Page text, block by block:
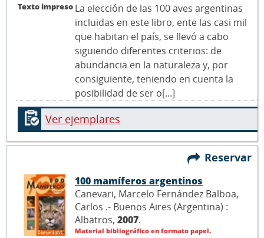
Texto impreso La elección de las 100 aves argentinas
incluidas en este libro, ente las casi mil
que habitan el país, se llevó a cabo
siguiendo diferentes criterios: de
abundancia en la naturaleza y, por
consiguiente, teniendo en cuenta la
posibilidad de ser o[...]
Ver ejemplares
Reservar
100 mamíferos argentinos
Canevari, Marcelo Fernández Balboa,
Carlos .- Buenos Aires (Argentina) :
Albatros, 2007.
Material bibliográfico en formato papel.